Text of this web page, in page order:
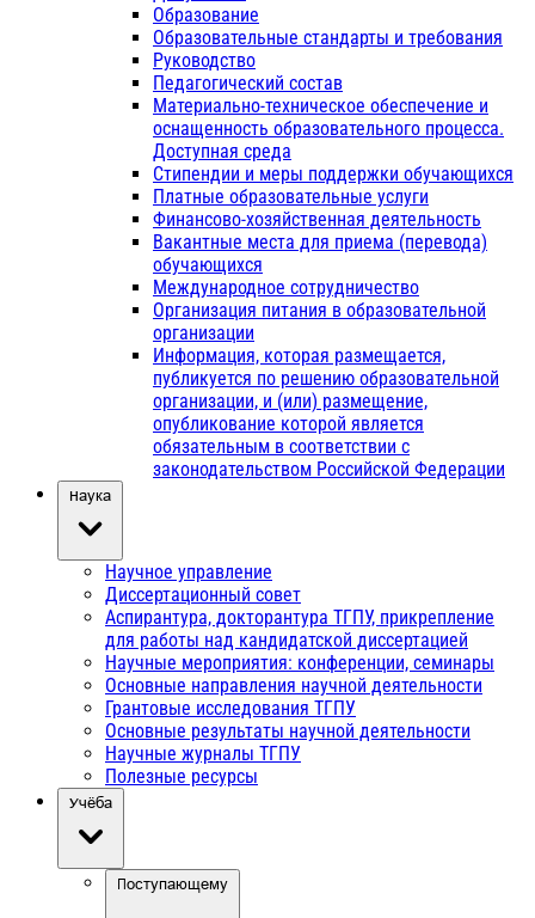
Образование
Образовательные стандарты и требования
Руководство
Педагогический состав
Материально-техническое обеспечение и
оснащенность образовательного процесса.
Доступная среда
Стипендии и меры поддержки обучающихся
Платные образовательные услуги
Финансово-хозяйственная деятельность
Вакантные места для приема (перевода)
обучающихся
Международное сотрудничество
Организация питания в образовательной
организации
Информация, которая размещается,
публикуется по решению образовательной
организации, и (или) размещение,
опубликование которой является
обязательным в соответствии с
законодательством Российской Федерации
Наука
Научное управление
Диссертационный совет
Аспирантура, докторантура ТГПУ, прикрепление
для работы над кандидатской диссертацией
Научные мероприятия: конференции, семинары
Основные направления научной деятельности
Грантовые исследования ТГПУ
Основные результаты научной деятельности
Научные журналы ТГПУ
Полезные ресурсы
Учёба
Поступающему